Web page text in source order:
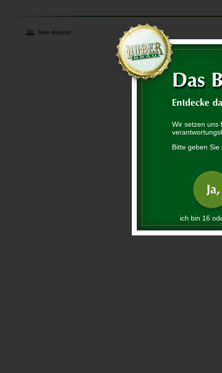
Seite drucken
Wir setzen uns
Bitte geben
ich bin 16